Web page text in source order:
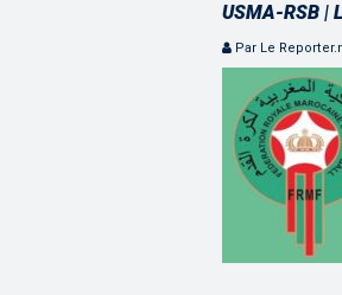
USMA-RSB |
Par Le